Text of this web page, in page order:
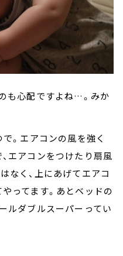
も心配ですよね…。みか
。エアコンの風を強く
エアコンをつけたり扇風
なく、上にあげてエアコ
ってます。あとベッドの
ルダブルスーパーってい